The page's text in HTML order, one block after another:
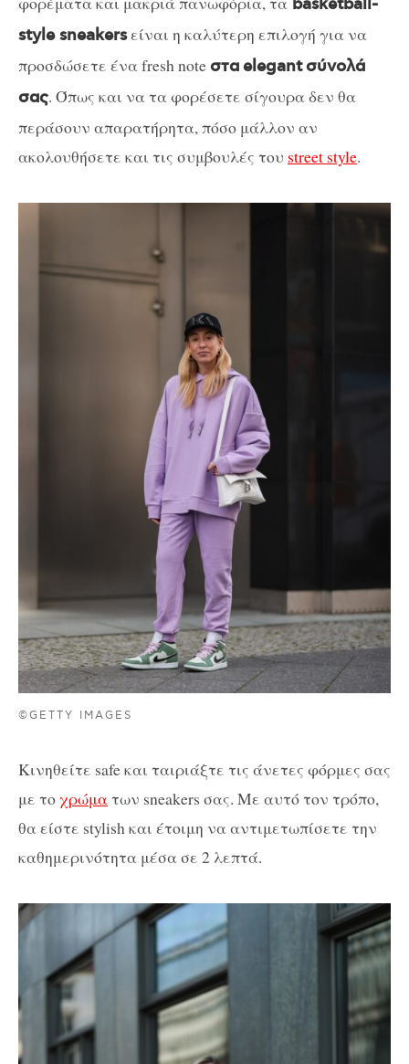
basketball-
style sneakersείναι η καλύτερη επιλογή για να
προσδώσετε ένα fresh note σταelegant σύνολά
σας. Όπως και να τα φορέσετε σίγουρα δεν θα
περάσουν απαρατήρητα, πόσο μάλλον αν
ακολουθήσετε και τις συμβουλές του street style.
©GETTY IMAGES
Κινηθείτε safe και ταιριάξτε τις άνετες φόρμες σας
με τοχρώματων sneakers σας. Με αυτό τον τρόπο,
θα είστε stylish και έτοιμη να αντιμετωπίσετε την
καθημερινότητα μέσα σε 2 λεπτά.